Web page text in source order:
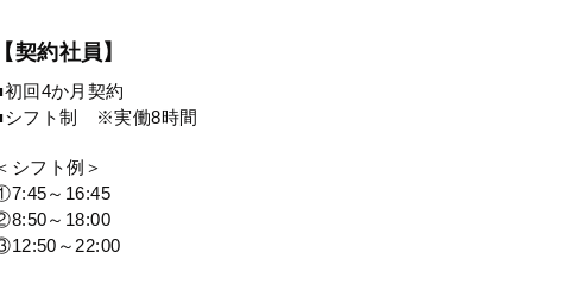
契約社員】
初回4か月契約
シフト制 ※実働8時間
シフト例＞
～16:45
～18:00
～22:00